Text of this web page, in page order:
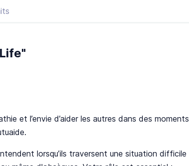
et l’envie d’aider les autres dans des moments
lorsqu’ils traversent une situation difficile